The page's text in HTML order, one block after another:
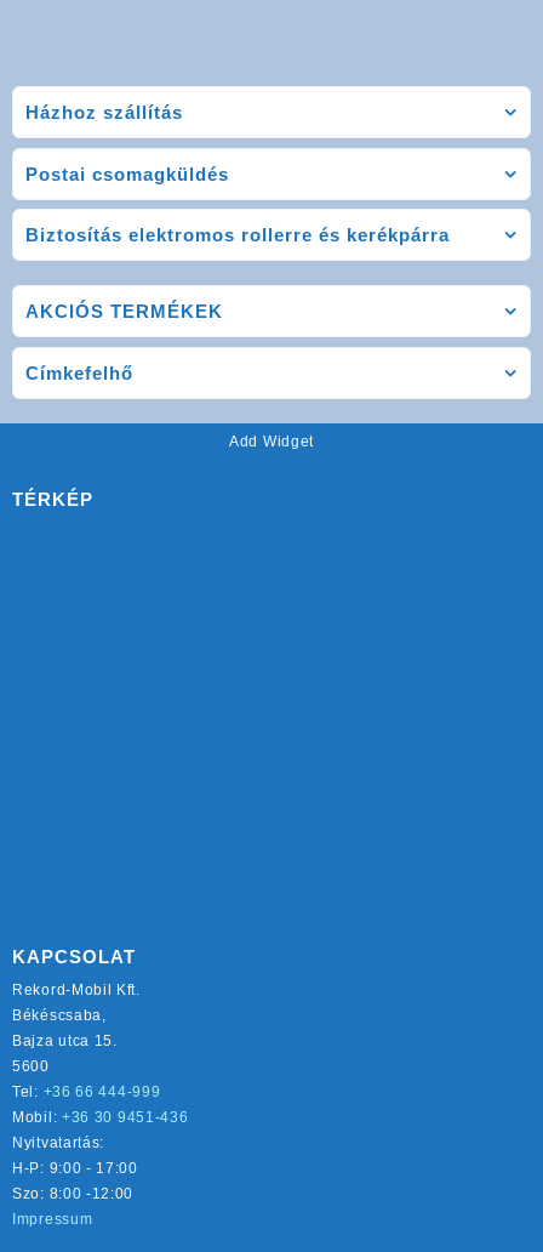
Házhoz szállítás
Postai csomagküldés
Biztosítás elektromos rollerre és kerékpárra
AKCIÓS TERMÉKEK
Címkefelhő
Add Widget
TÉRKÉP
KAPCSOLAT
Rekord-Mobil Kft.
Békéscsaba,
Bajza utca 15.
5600
Tel: +36 66 444-999
Mobil: +36 30 9451-436
Nyitvatartás:
H-P: 9:00 - 17:00
Szo: 8:00 -12:00
Impressum